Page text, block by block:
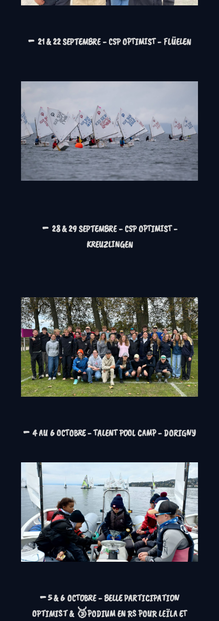
- 21 & 22 SEPTEMBRE - CSP OPTIMIST - FLÜELEN
- 28 & 29 SEPTEMBRE - CSP OPTIMIST -
KREUZLINGEN
-4 AU 6 OCTOBRE -TALENT POOL CAMP - DORIGNY
-5 & 6 OCTOBRE -BELLE PARTICIPATION
OPTIMIST& 🥉PODIUM EN RSPOUR LEÏLA ET